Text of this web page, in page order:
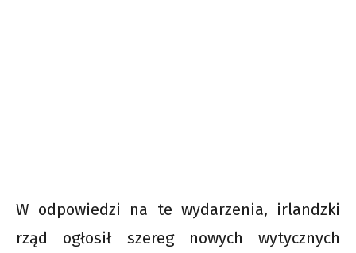
W odpowiedzi na te wydarzenia, irlandzki
rząd ogłosił szereg nowych wytycznych